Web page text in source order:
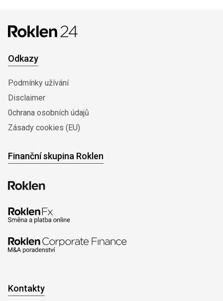
Odkazy
Podmínky užívání
Disclaimer
0chrana osobních údajů
Zásady cookies (EU)
Finanční skupina Roklen
Kontakty